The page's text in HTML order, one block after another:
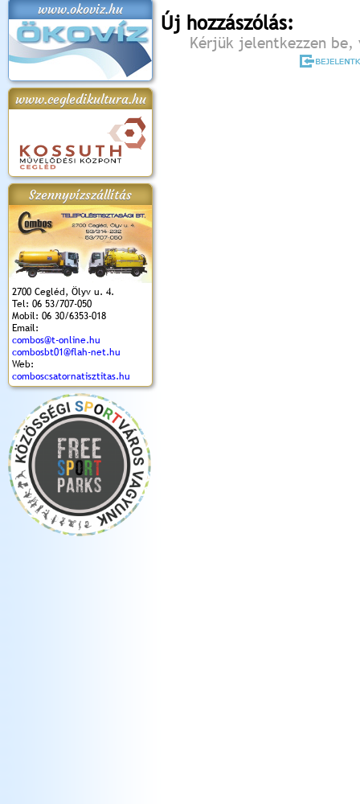
www.okoviz.hu
www.cegledikultura.hu
Szennyvízszállítás
2700 Cegléd, Ölyv u. 4.
Tel: 06 53/707-050
Mobil: 06 30/6353-018
Email:
combos@t-online.hu
combosbt01@flah-net.hu
Web:
comboscsatornatisztitas.hu
Új hozzászólás:
Kérjük jelentkezzen be,
2018.
Kossuth Toborzó
Ünnepély
Szent István Ünnepe
(2017. 08. 20.)